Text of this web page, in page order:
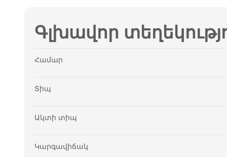
Գլխավոր
Համար
Տիպ
Ակտի տիպ
Կարգավիճակ